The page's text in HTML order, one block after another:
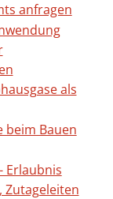
anfragen
als
beim Bauen
Erlaubnis
Zutageleiten